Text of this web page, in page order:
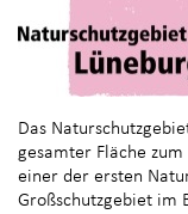
Das
gesamter Fläche
einer der ersten
Großschutzgebiet im